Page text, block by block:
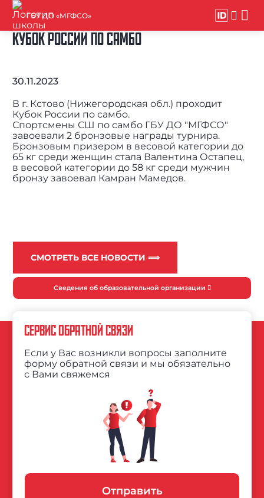
ГБУ ДО «МГФСО»
КУБОК РОССИИ ПО САМБО
30.11.2023
В г. Кстово (Нижегородская обл.) проходит
Кубок России по самбо.
Спортсмены СШ по самбо ГБУ ДО "МГФСО"
завоевали 2 бронзовые награды турнира.
Бронзовым призером в весовой категории до
65 кг среди женщин стала Валентина Остапец,
в весовой категории до 58 кг среди мужчин
бронзу завоевал Камран Мамедов.
СМОТРЕТЬ ВСЕ НОВОСТИ ⟹
Сведения об образовательной организации
СЕРВИС ОБРАТНОЙ СВЯЗИ
Если у Вас возникли вопросы заполните
форму обратной связи и мы обязательно
с Вами свяжемся
Отправить